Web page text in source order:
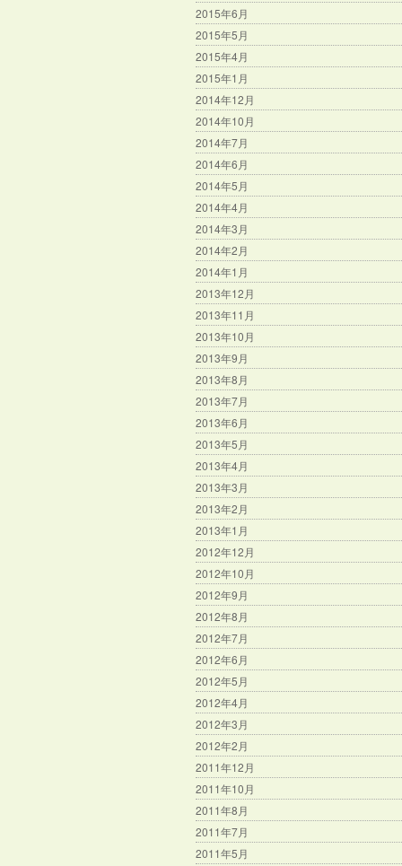
2015年6月
2015年5月
2015年4月
2015年1月
2014年12月
2014年10月
2014年7月
2014年6月
2014年5月
2014年4月
2014年3月
2014年2月
2014年1月
2013年12月
2013年11月
2013年10月
2013年9月
2013年8月
2013年7月
2013年6月
2013年5月
2013年4月
2013年3月
2013年2月
2013年1月
2012年12月
2012年10月
2012年9月
2012年8月
2012年7月
2012年6月
2012年5月
2012年4月
2012年3月
2012年2月
2011年12月
2011年10月
2011年8月
2011年7月
2011年5月